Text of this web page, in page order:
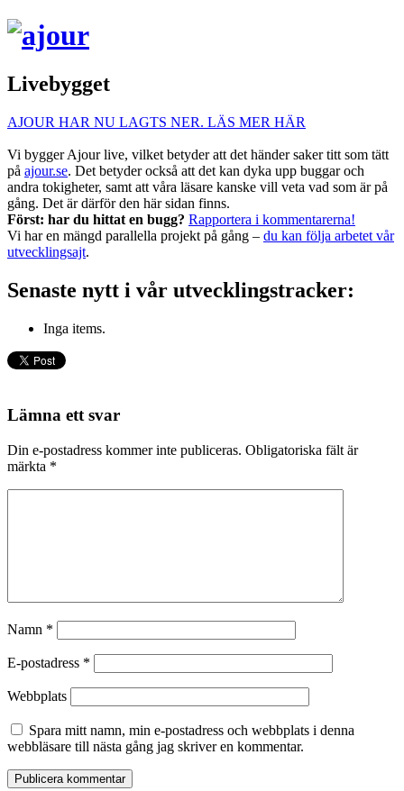
Livebygget
AJOUR HAR NU LAGTS NER. LÄS MER HÄR
Vi bygger Ajour live, vilket betyder att det händer saker titt som tätt
på ajour.se. Det betyder också att det kan dyka upp buggar och
andra tokigheter, samt att våra läsare kanske vill veta vad som är på
gång. Det är därför den här sidan finns.
Först: har du hittat en bugg? Rapportera i kommentarerna!
Vi har en mängd parallella projekt på gång – du kan följa arbetet vår
utvecklingsajt.
Senaste nytt i vår utvecklingstracker:
Inga items.
Lämna ett svar
Din e-postadress kommer inte publiceras. Obligatoriska fält är
märkta *
Namn *
E-postadress *
Webbplats
Spara mitt namn, min e-postadress och webbplats i denna
webbläsare till nästa gång jag skriver en kommentar.